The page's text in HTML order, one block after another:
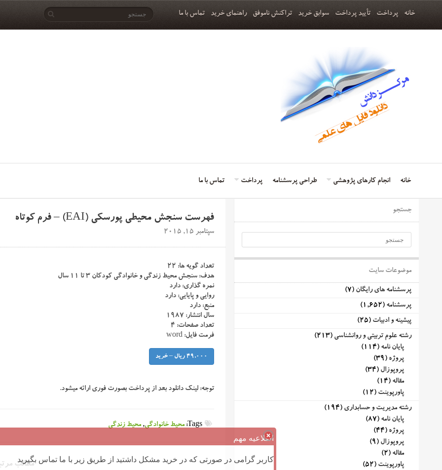
خانه پرداخت تأیید پرداخت سوابق خرید تراکنش ناموفق راهنمای خرید تماس با ما
خانه انجام کارهای پژوهشی طراحی پرسشنامه پرداخت تماس با ما
فهرست سنجش محیطی پورسکی (EAI) – فرم کوتاه
سپتامبر 15, 2015
تعداد گویه ها: ۲۲
هدف: سنجش محیط زندگی و خانوادگی کودکان ۳ تا ۱۱ سال
نمره گذاری: دارد
روایی و پایایی: دارد
منبع: دارد
سال انتشار: ۱۹۸۷
تعداد صفحات: ۴
فرمت فایل: word
49,000 ریال – خرید
توجه: لینک دانلود بعد از پرداخت بصورت فوری ارائه میشود.
محیط خانوادگی,محیط زندگی
مطالب
جستجو
موضوعات سایت
پرسشنامه های رایگان (7)
پرسشنامه (1,652)
پیشینه و ادبیات (25)
رشته علوم تربیتی و روانشناسی (213)
پایان نامه (114)
پروژه (39)
پروپوزال (34)
مقاله (14)
پاورپوینت (12)
رشته مدیریت و حسابداری (194)
پایان نامه (87)
پروژه (44)
پروپوزال (9)
مقاله (2)
پاورپوینت (52)
اطلاعیه مهم
کاربر گرامی در صورتی که در خرید مشکل داشتید از طریق زیر با ما تماس بگیرید